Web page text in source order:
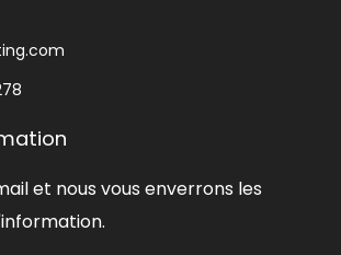
et nous vous enverrons les